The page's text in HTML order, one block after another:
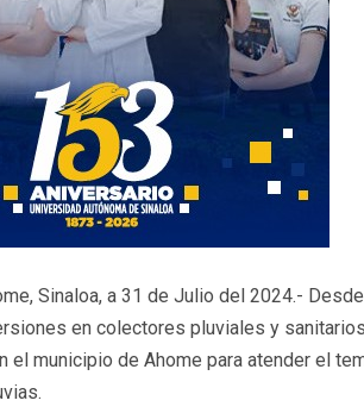
Sinaloa, a 31 de Julio del 2024.-
en colectores pluviales y
el municipio de Ahome para atender el